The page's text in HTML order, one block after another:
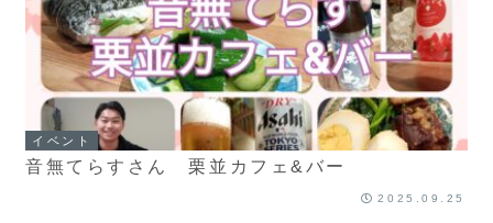
イベント
音無てらすさん 栗並カフェ&バー
2025.09.25